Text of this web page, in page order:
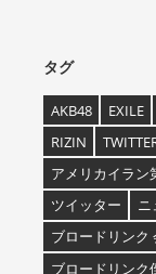
タグ
AKB48 EXILE
RIZIN
アメリカイラン
ツイッター
ニ
ブロードリンク
ブロードリンク